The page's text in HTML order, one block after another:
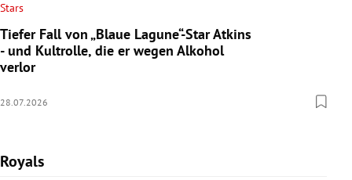
Stars
Tiefer Fall von „Blaue Lagune“-Star Atkins
- und Kultrolle, die er wegen Alkohol
verlor
28.07.2026
Royals